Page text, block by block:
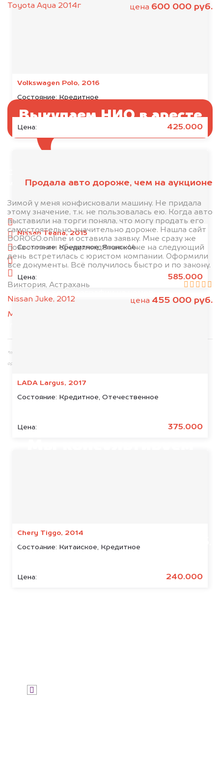
Volkswagen Polo, 2016
Состояние: Кредитное
Цена: 425.000
Nissan Teana, 2015
Состояние: Кредитное, Японское
Цена: 585.000
LADA Largus, 2017
Состояние: Кредитное, Отечественное
Цена: 375.000
Chery Tiggo, 2014
Состояние: Китайское, Кредитное
Цена: 240.000
Toyota Aqua 2014г
цена 600 000 руб.
Продала авто дороже, чем на аукционе
Зимой у меня конфисковали машину. Не придала
этому значение, т.к. не пользовалась ею. Когда авто
выставили на торги поняла, что могу продать его
самостоятельно значительно дороже. Нашла сайт
DOROGO.online и оставила заявку. Мне сразу же
позвонили и обсудили детали. Уже на следующий
день встретилась с юристом компании. Оформили
все документы. Всё получилось быстро и по закону.
Виктория, Астрахань
Nissan Juke, 2012
цена 455 000 руб.
Выкупаем НИО в аресте
минуту эксперт-оценщик назовёт сумму.
1. Сфотографируйте машину:
спереди
сзади
слева
справа
салон
+79584983298 по WhatsApp*,в мессенджер
MAX
*принадлежит компании Meta Platforms, Inc., признанной экстремистской
организацией и запрещённой на территории РФ
Мы купим ваше авто на 20.000 руб.